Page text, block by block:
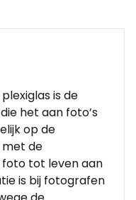
is de
het aan foto’s
op de
de
tot leven aan
is bij fotografen